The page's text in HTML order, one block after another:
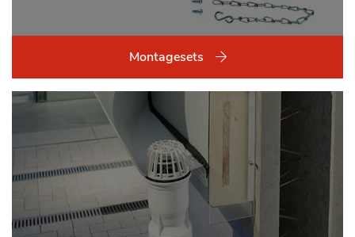
Montagesets